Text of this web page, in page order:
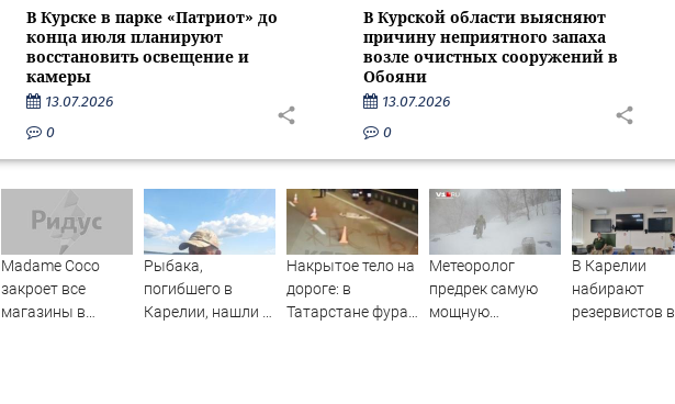
В Курске в парке «Патриот» до
конца июля планируют
восстановить освещение и
камеры
13.07.2026
0
В Курской области выясняют
причину неприятного запаха
возле очистных сооружений в
Обояни
13.07.2026
0
Madame Coco
закроет все
магазины в
Рыбака,
погибшего в
Карелии, нашли в
Накрытое тело на
дороге: в
Татарстане фура
Метеоролог
предрек самую
мощную
В Карелии
набирают
резервистов в